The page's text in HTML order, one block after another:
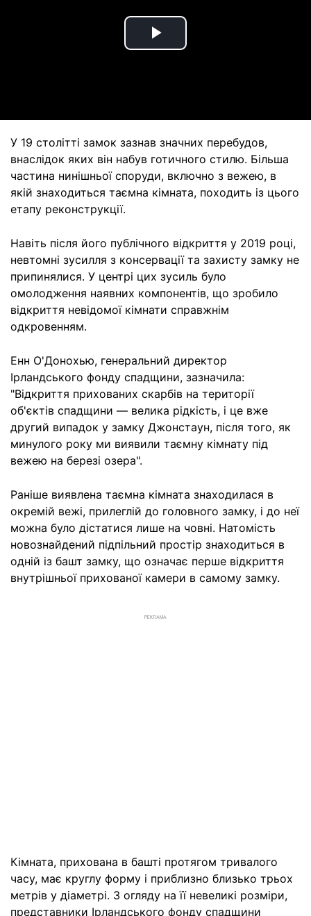
Play
У 19 столітті замок зазнав значних перебудов,
внаслідок яких він набув готичного стилю. Більша
частина нинішньої споруди, включно з вежею, в
якій знаходиться таємна кімната, походить із цього
етапу реконструкції.
Навіть після його публічного відкриття у 2019 році,
невтомні зусилля з консервації та захисту замку не
припинялися. У центрі цих зусиль було
омолодження наявних компонентів, що зробило
відкриття невідомої кімнати справжнім
одкровенням.
Енн О'Донохью, генеральний директор
Ірландського фонду спадщини, зазначила:
"Відкриття прихованих скарбів на території
об'єктів спадщини — велика рідкість, і це вже
другий випадок у замку Джонстаун, після того, як
минулого року ми виявили таємну кімнату під
вежею на березі озера".
Раніше виявлена таємна кімната знаходилася в
окремій вежі, прилеглій до головного замку, і до неї
можна було дістатися лише на човні. Натомість
новознайдений підпільний простір знаходиться в
одній із башт замку, що означає перше відкриття
внутрішньої прихованої камери в самому замку.
РЕКЛАМА
Кімната, прихована в башті протягом тривалого
часу, має круглу форму і приблизно близько трьох
метрів у діаметрі. З огляду на її невеликі розміри,
представники Ірландського фонду спадщини